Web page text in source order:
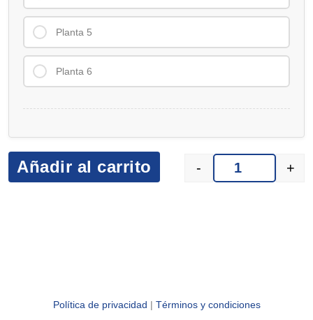
Planta 5
Planta 6
- +
Añadir al carrito
Política de privacidad | Términos y condiciones